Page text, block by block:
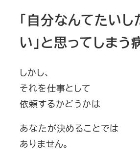
「自分なんてたいし
い」と思ってしまう
しかし、
それを仕事として
依頼するかどうかは
あなたが決めることでは
ありません。